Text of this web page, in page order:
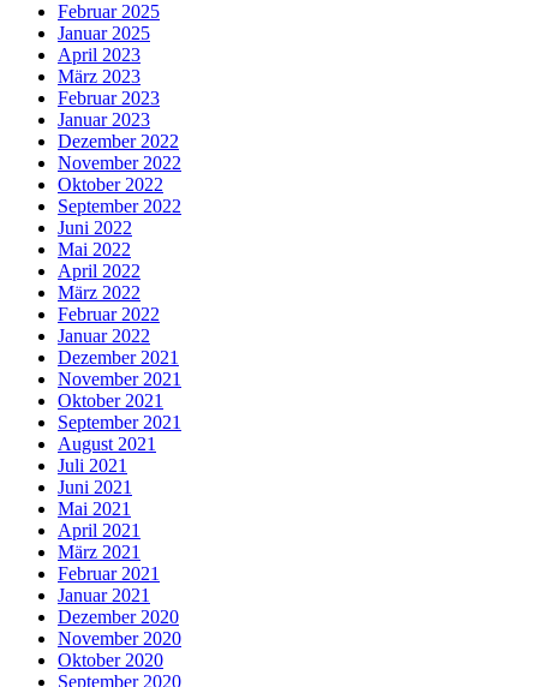
Februar 2025
Januar 2025
April 2023
März 2023
Februar 2023
Januar 2023
Dezember 2022
November 2022
Oktober 2022
September 2022
Juni 2022
Mai 2022
April 2022
März 2022
Februar 2022
Januar 2022
Dezember 2021
November 2021
Oktober 2021
September 2021
August 2021
Juli 2021
Juni 2021
Mai 2021
April 2021
März 2021
Februar 2021
Januar 2021
Dezember 2020
November 2020
Oktober 2020
September 2020